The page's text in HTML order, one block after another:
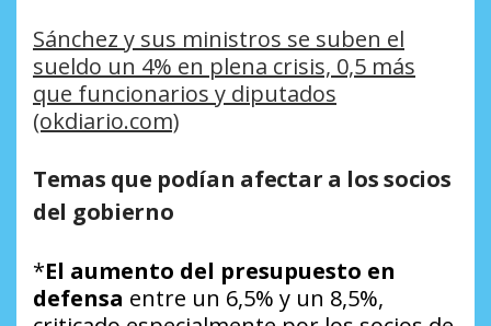
Sánchez y sus ministros se suben el
sueldo un 4% en plena crisis, 0,5 más
que funcionarios y diputados
(okdiario.com)
Temas que podían afectar a los socios
del gobierno
*El aumento del presupuesto en
defensa entre un 6,5% y un 8,5%,